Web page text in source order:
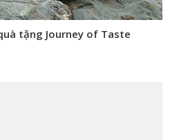
tặng Journey of Taste